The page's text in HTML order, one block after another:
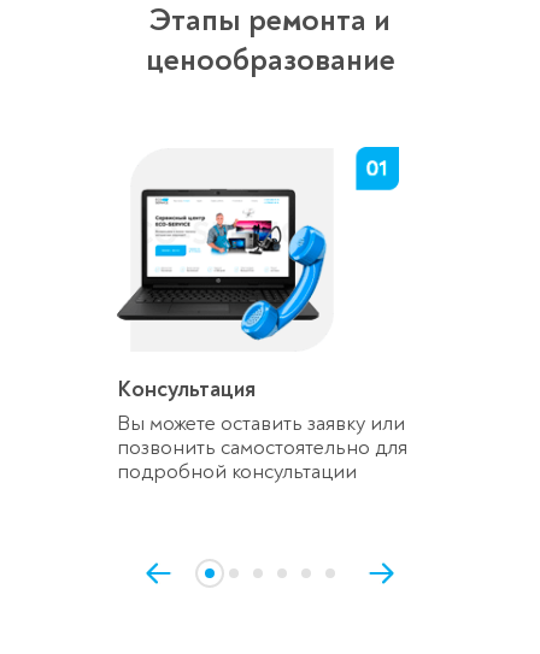
Этапы ремонта и
ценообразование
Консультация
Вы можете оставить заявку или
позвонить самостоятельно для
подробной консультации